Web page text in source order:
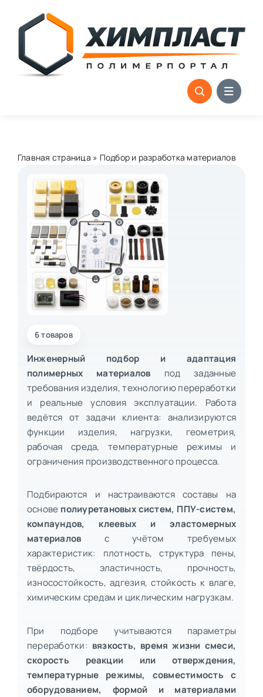
content
Главная страница » Подбор и разработка материалов
6 товаров
Инженерный подбор и адаптация
полимерных материалов под заданные
требования изделия, технологию переработки
и реальные условия эксплуатации. Работа
ведётся от задачи клиента: анализируются
функции изделия, нагрузки, геометрия,
рабочая среда, температурные режимы и
ограничения производственного процесса.
Подбираются и настраиваются составы на
основе полиуретановых систем, ППУ-систем,
компаундов, клеевых и эластомерных
материалов с учётом требуемых
характеристик: плотность, структура пены,
твёрдость, эластичность, прочность,
износостойкость, адгезия, стойкость к влаге,
химическим средам и циклическим нагрузкам.
При подборе учитываются параметры
переработки: вязкость, время жизни смеси,
скорость реакции или отверждения,
температурные режимы, совместимость с
оборудованием, формой и материалами